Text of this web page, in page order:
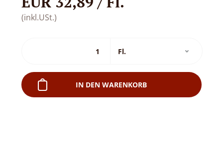
(inkl.USt.)
IN DEN WARENKORB